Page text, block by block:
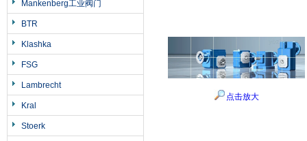
Mankenberg工业阀门
BTR
Klashka
FSG
Lambrecht
Kral
Stoerk
点击放大